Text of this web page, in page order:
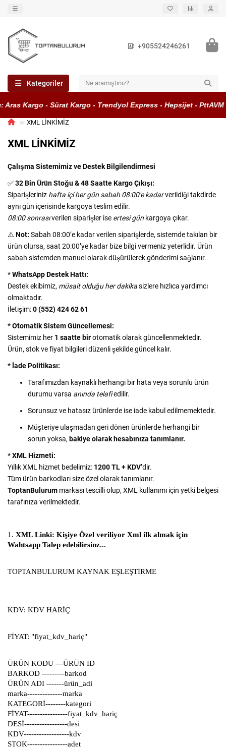
+905524246261
Kategoriler
Kargo - Sürat Kargo - Trendyol Express - Hepsijet - PttAVM
XML LİNKİMİZ
XML LİNKİMİZ
Çalışma Sistemimiz ve Destek Bilgilendirmesi
✅32 Bin Ürün Stoğu & 48 Saatte Kargo Çıkışı:
Siparişleriniz hafta içi her gün sabah 08:00'e kadarverildiği takdirde
aynı gün içerisinde kargoya teslim edilir.
08:00 sonrasıverilen siparişler ise ertesi gün kargoya çıkar.
⚠️ Not: Sabah 08:00’e kadar verilen siparişlerde, sistemde takılan bir
ürün olursa, saat 20:00’ye kadar bize bilgi vermeniz yeterlidir. Ürün
sabah sistemden manuel olarak düşürülerek gönderimi sağlanır.
*WhatsApp Destek Hattı:
Destek ekibimiz, müsait olduğu her dakikasizlere hızlıca yardımcı
olmaktadır.
İletişim:0 (552) 424 62 61
*Otomatik Sistem Güncellemesi:
Sistemimiz her 1 saatte birotomatik olarak güncellenmektedir.
Ürün, stok ve fiyat bilgileri düzenli şekilde güncel kalır.
* İade Politikası:
Tarafımızdan kaynaklı herhangi bir hata veya sorunlu ürün
durumu varsa anında telafiedilir.
Sorunsuz ve hatasız ürünlerde ise iade kabul edilmemektedir.
Müşteriye ulaşmadan geri dönen ürünlerde herhangi bir
sorun yoksa, bakiye olarak hesabınıza tanımlanır.
*XML Hizmeti:
Yıllık XML hizmet bedelimiz: 1200 TL + KDV’dir.
Tüm ürün barkodları size özel olarak tanımlanır.
ToptanBulurum markası tescilli olup, XML kullanımı için yetki belgesi
tarafınıza verilmektedir.
1. XML Linki: Kişiye Özel veriliyor Xml ilk almak için
Wahtsapp Talep edebilirsinz...
TOPTANBULURUM KAYNAK EŞLEŞTİRME
KDV: KDV HARİÇ
FİYAT: "fiyat_kdv_hariç"
ÜRÜN KODU ---ÜRÜN ID
BARKOD ---------barkod
ÜRÜN ADI -------ürün_adi
marka--------------marka
KATEGORİ--------kategori
FİYAT----------------fiyat_kdv_hariç
DESİ-----------------desi
KDV------------------kdv
STOK----------------adet